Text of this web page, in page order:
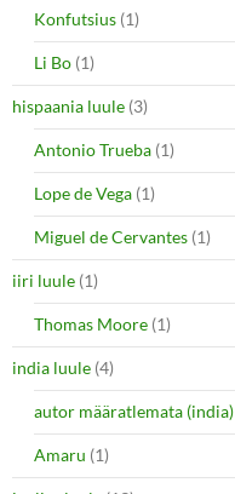
Konfutsius (1)
Li Bo (1)
hispaania luule (3)
Antonio Trueba (1)
Lope de Vega (1)
Miguel de Cervantes (1)
iiri luule (1)
Thomas Moore (1)
india luule (4)
autor määratlemata (india)
Amaru (1)